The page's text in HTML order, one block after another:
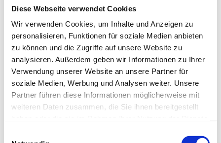
Diese Webseite verwendet Cookies
Wir verwenden Cookies, um Inhalte und Anzeigen zu
personalisieren, Funktionen für soziale Medien anbieten
zu können und die Zugriffe auf unsere Website zu
analysieren. Außerdem geben wir Informationen zu Ihrer
Verwendung unserer Website an unsere Partner für
soziale Medien, Werbung und Analysen weiter. Unsere
Partner führen diese Informationen möglicherweise mit
weiteren Daten zusammen, die Sie ihnen bereitgestellt
Sie haben ausserdem das Recht, eine Einschränkung
der Verarbeitung zu verlangen, wenn Sie die Richtigkeit
dieser Daten bestreiten, die Verarbeitung
unrechtmässig ist, die Daten nicht länger benötigt
werden oder Sie Widerspruch gegen die Verarbeitung
erhoben haben.
Wird die Verarbeitung der Daten eingeschränkt, dürfen
diese nur noch gespeichert werden. Eine
weitergehende Verarbeitung darf nur mit Ihrer
Einwilligung, zur Geltendmachung, Ausübung oder